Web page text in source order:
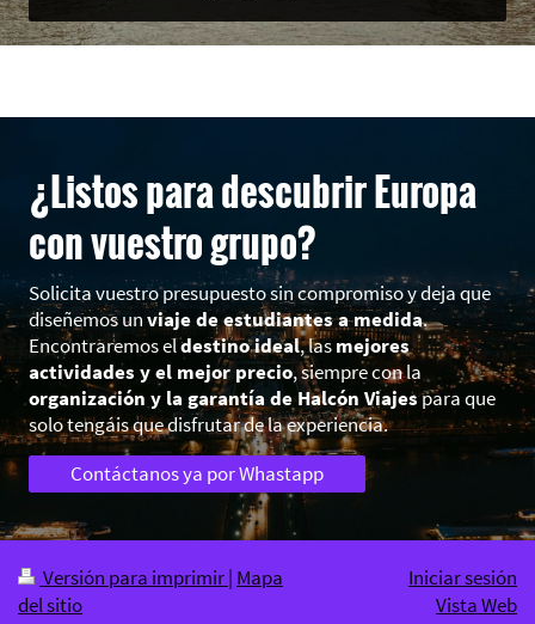
¿Listos para descubrir Europa
con vuestro grupo?
Solicita vuestro presupuesto sin compromiso y deja que
diseñemos unviaje de estudiantes a medida.
Encontraremos eldestino ideal, lasmejores
actividades y el mejor precio, siempre con la
organización y la garantía de Halcón Viajespara que
solo tengáis que disfrutar de la experiencia.
Contáctanos ya por Whastapp
Versión para imprimir| Mapa
del sitio
Iniciar sesión
Vista Web